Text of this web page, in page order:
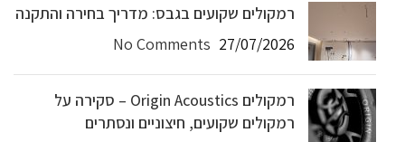
רמקולים שקועים בגבס: מדריך בחירה והתקנה
27/07/2026
No Comments
רמקולים Origin Acoustics – סקירה על
רמקולים שקועים, חיצוניים ונסתרים